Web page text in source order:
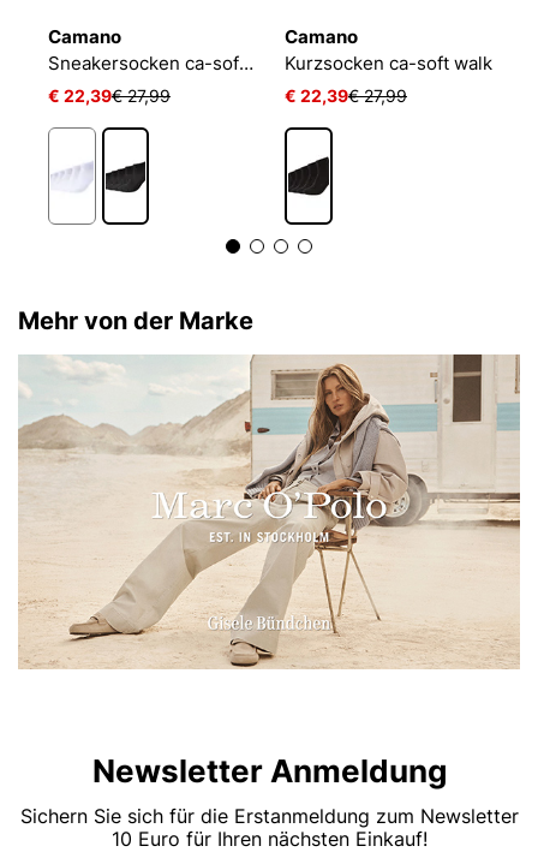
Camano
Sneakersocken ca-soft walk
€ 22,39€ 27,99
Camano
Kurzsocken ca-soft walk
€ 22,39€ 27,99
Mehr von der Marke
Newsletter Anmeldung
Sichern Sie sich für die Erstanmeldung zum Newsletter
10 Euro für Ihren nächsten Einkauf!